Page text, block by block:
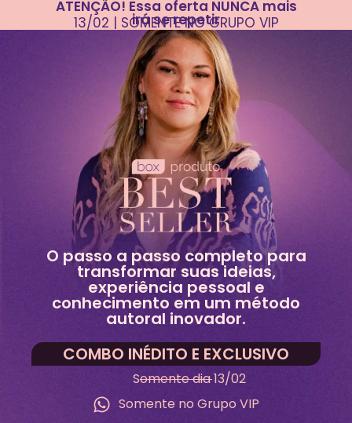
ATENÇÃO! Essa oferta NUNCA mais
irá se repetir
13/02 | SOMENTE NO GRUPO VIP
O passo a passo completo para
transformar suas ideias,
experiência pessoal e
conhecimento em um método
autoral inovador.
COMBO INÉDITO E EXCLUSIVO
Somente dia 13/02
Somente no Grupo VIP